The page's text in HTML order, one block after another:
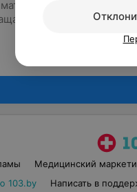
Медицинский
103.by
Написать в